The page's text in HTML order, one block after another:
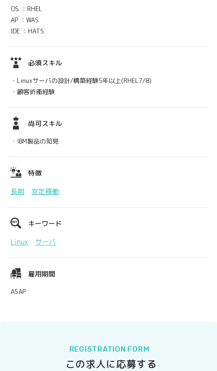
OS ：RHEL
AP ：WAS
IDE ：HATS
必須スキル
・Linuxサーバの設計/構築経験5年以上(RHEL7/8)
・顧客折衝経験
尚可スキル
・IBM製品の知見
特徴
長期
安定稼働
キーワード
Linux
サーバ
雇用期間
ASAP
REGISTRATION FORM
この求人に応募する